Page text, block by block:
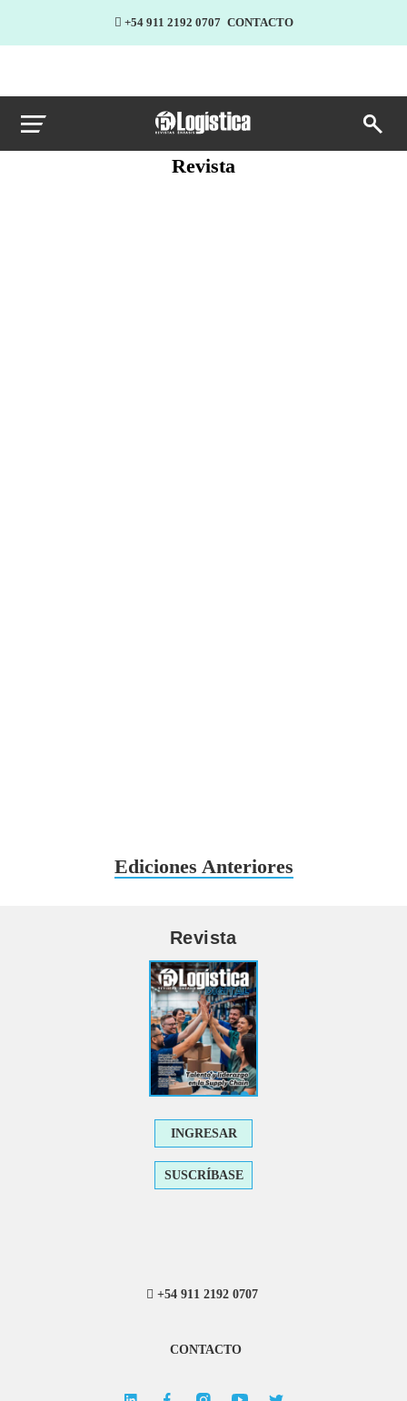
+54 911 2192 0707 CONTACTO
Revista
Ediciones Anteriores
Revista
INGRESAR
SUSCRÍBASE
+54 911 2192 0707
CONTACTO